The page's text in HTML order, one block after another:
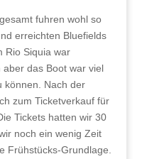
fuhren wohl so
erreichten Bluefields
Rio Siquia war
das Boot war viel
können. Nach der
zum Ticketverkauf für
Tickets hatten wir 30
noch ein wenig Zeit
Frühstücks-Grundlage.